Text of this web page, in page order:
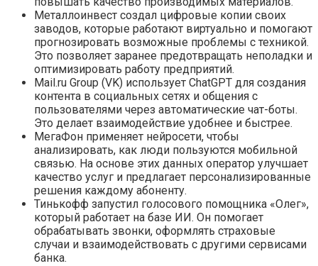
Металлоинвест создал цифровые копии своих
заводов, которые работают виртуально и помогают
прогнозировать возможные проблемы с техникой.
Это позволяет заранее предотвращать неполадки и
оптимизировать работу предприятий.
Mail.ru Group (VK) использует ChatGPT для создания
контента в социальных сетях и общения с
пользователями через автоматические чат-боты.
Это делает взаимодействие удобнее и быстрее.
МегаФон применяет нейросети, чтобы
анализировать, как люди пользуются мобильной
связью. На основе этих данных оператор улучшает
качество услуг и предлагает персонализированные
решения каждому абоненту.
Тинькофф запустил голосового помощника «Олег»,
который работает на базе ИИ. Он помогает
обрабатывать звонки, оформлять страховые
случаи и взаимодействовать с другими сервисами
банка.